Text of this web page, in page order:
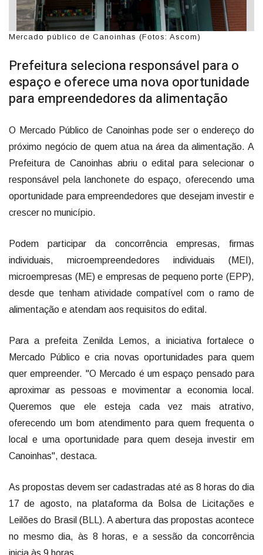
Mercado público de Canoinhas (Fotos: Ascom)
Prefeitura seleciona responsável para o
espaço e oferece uma nova oportunidade
para empreendedores da alimentação
O Mercado Público de Canoinhas pode ser o endereço do
próximo negócio de quem atua na área da alimentação. A
Prefeitura de Canoinhas abriu o edital para selecionar o
responsável pela lanchonete do espaço, oferecendo uma
oportunidade para empreendedores que desejam investir e
crescer no município.
Podem participar da concorrência empresas, firmas
individuais, microempreendedores individuais (MEI),
microempresas (ME) e empresas de pequeno porte (EPP),
desde que tenham atividade compatível com o ramo de
alimentação e atendam aos requisitos do edital.
Para a prefeita Zenilda Lemos, a iniciativa fortalece o
Mercado Público e cria novas oportunidades para quem
quer empreender. "O Mercado é um espaço pensado para
aproximar as pessoas e movimentar a economia local.
Queremos que ele esteja cada vez mais atrativo,
oferecendo um bom atendimento para quem frequenta o
local e uma oportunidade para quem deseja investir em
Canoinhas", destaca.
As propostas devem ser cadastradas até as 8 horas do dia
17 de agosto, na plataforma da Bolsa de Licitações e
Leilões do Brasil (BLL). A abertura das propostas acontece
no mesmo dia, às 8 horas, e a sessão da concorrência